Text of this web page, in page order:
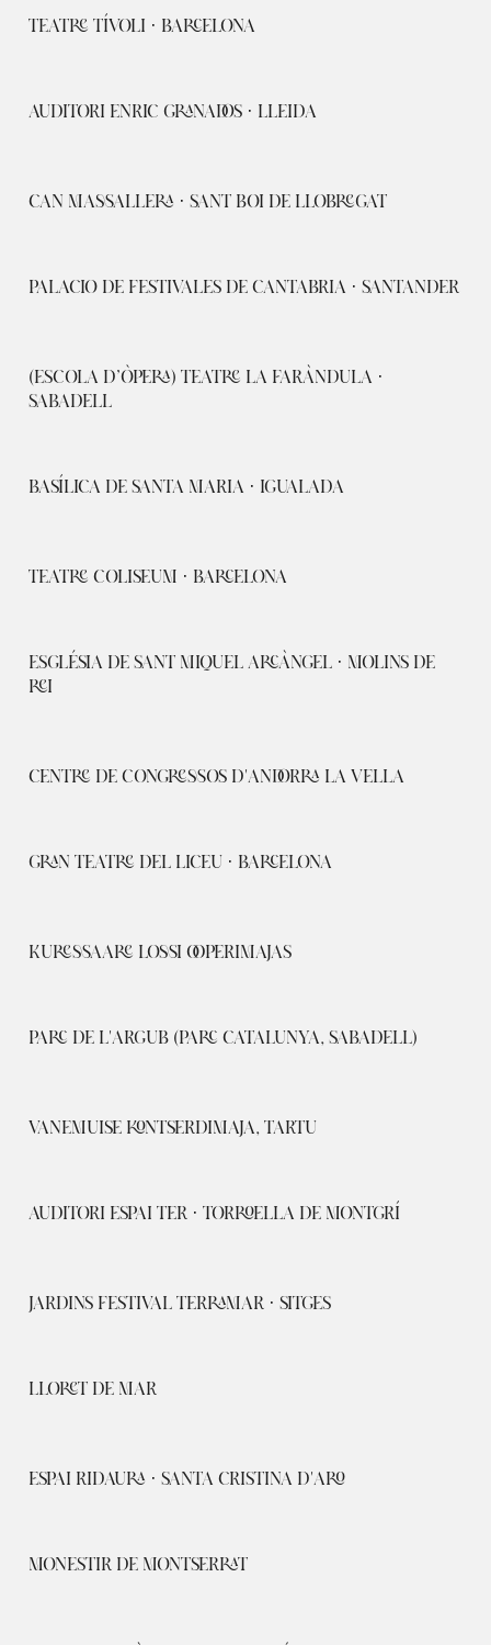
TEATRE TÍVOLI · BARCELONA
AUDITORI ENRIC GRANADOS · LLEIDA
CAN MASSALLERA · SANT BOI DE LLOBREGAT
PALACIO DE FESTIVALES DE CANTABRIA · SANTANDER
(ESCOLA D’ÒPERA) TEATRE LA FARÀNDULA ·
SABADELL
BASÍLICA DE SANTA MARIA · IGUALADA
TEATRE COLISEUM · BARCELONA
ESGLÉSIA DE SANT MIQUEL ARCÀNGEL · MOLINS DE
REI
CENTRE DE CONGRESSOS D'ANDORRA LA VELLA
GRAN TEATRE DEL LICEU · BARCELONA
KURESSAARE LOSSI OOPERIMAJAS
PARC DE L'ARGUB (PARC CATALUNYA, SABADELL)
VANEMUISE KONTSERDIMAJA, TARTU
AUDITORI ESPAI TER · TORROELLA DE MONTGRÍ
JARDINS FESTIVAL TERRAMAR · SITGES
LLORET DE MAR
ESPAI RIDAURA · SANTA CRISTINA D'ARO
MONESTIR DE MONTSERRAT